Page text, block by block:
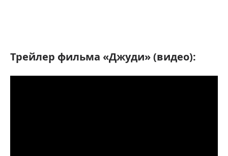
Трейлер фильма «Джуди» (видео):